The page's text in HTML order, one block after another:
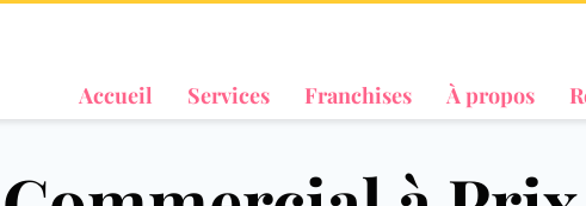
Accueil Services Franchises À propos